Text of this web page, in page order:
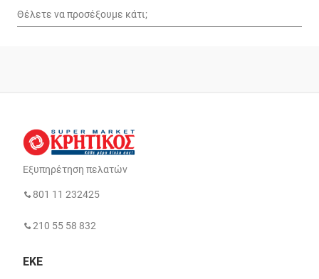
Εξυπηρέτηση πελατών
801 11 232425
210 55 58 832
ΕΚΕ